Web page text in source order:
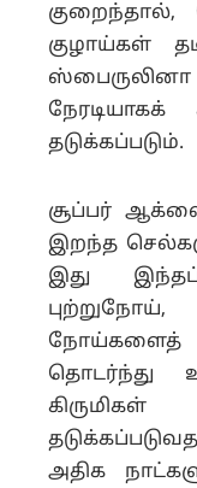
குறைந்தால்,
குழாய்கள்
தடுக்கப்படும்.
சூப்பர்
இறந்த
இது இந்தப்
நோய்களைத்
தொடர்ந்து
அதிக